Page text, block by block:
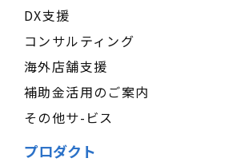
DX支援
コンサルティング
海外店舗支援
補助金活用のご案内
その他サ-ビス
プロダクト